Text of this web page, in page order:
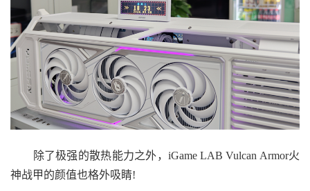
除了极强的散热能力之外，iGame LAB Vulcan Armor火
神战甲的颜值也格外吸睛!